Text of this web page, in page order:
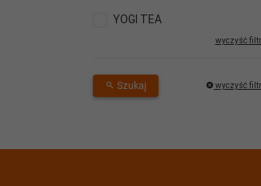
YOGI TEA
wyczyść
Szukaj wyczyść